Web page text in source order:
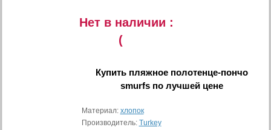
Нет в наличии :
(
Купить пляжное полотенце-пончо
smurfsпо лучшей цене
Материал: хлопок
Производитель: Turkey